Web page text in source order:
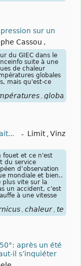
sur un
Cassou ,
du GIEC dans le
suite à une
de chaleur
globales
mais qu'est-ce
globales
- Limit
Vinz
fouet et ce n'est
du service
d’observation
mondiale et bien..
plus vite sur la
un accident, c'est
à une vitesse
chaleur
après un été
il s’inquiéter